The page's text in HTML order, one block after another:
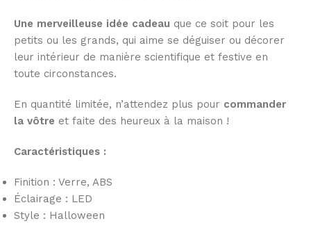
Une merveilleuse idée cadeau que ce soit pour les
petits ou les grands, qui aime se déguiser ou décorer
leur intérieur de manière scientifique et festive en
toute circonstances.
En quantité limitée, n’attendez plus pour commander
la vôtre et faite des heureux à la maison !
Caractéristiques :
Finition : Verre, ABS
Éclairage : LED
Style : Halloween